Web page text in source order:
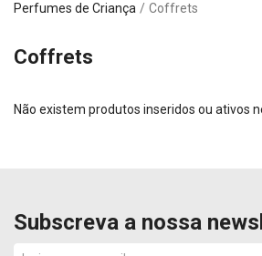
Perfumes de Criança
Coffrets
Coffrets
Não existem produtos inseridos ou ativos
Subscreva a nossa